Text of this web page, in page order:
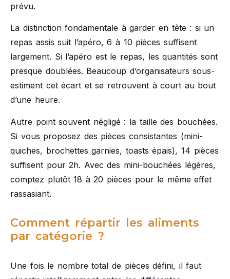
prévu.
La distinction fondamentale à garder en tête : si un
repas assis suit l’apéro, 6 à 10 pièces suffisent
largement. Si l’apéro est le repas, les quantités sont
presque doublées. Beaucoup d’organisateurs sous-
estiment cet écart et se retrouvent à court au bout
d’une heure.
Autre point souvent négligé : la taille des bouchées.
Si vous proposez des pièces consistantes (mini-
quiches, brochettes garnies, toasts épais), 14 pièces
suffisent pour 2h. Avec des mini-bouchées légères,
comptez plutôt 18 à 20 pièces pour le même effet
rassasiant.
Comment répartir les aliments
par catégorie ?
Une fois le nombre total de pièces défini, il faut